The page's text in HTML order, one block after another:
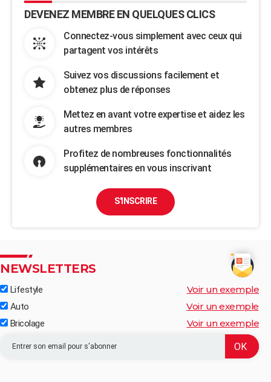
DEVENEZ MEMBRE EN QUELQUES CLICS
Connectez-vous simplement avec ceux qui
partagent vos intérêts
Suivez vos discussions facilement et
obtenez plus de réponses
Mettez en avant votre expertise et aidez les
autres membres
Profitez de nombreuses fonctionnalités
supplémentaires en vous inscrivant
S'INSCRIRE
NEWSLETTERS
Lifestyle Voir un exemple
Auto Voir un exemple
Bricolage Voir un exemple